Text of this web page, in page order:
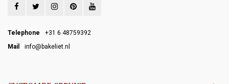
Telephone
+31 6 48759392
Mail
info@bakeliet.nl